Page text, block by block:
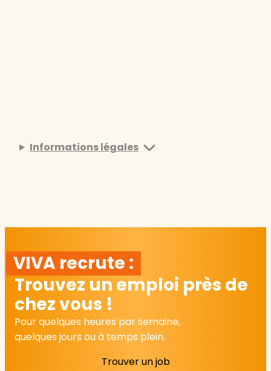
Informations légales
VIVA recrute :
Trouvez un emploi près de
chez vous !
Pour quelques heures par semaine,
quelques jours ou à temps plein.
Trouver un job